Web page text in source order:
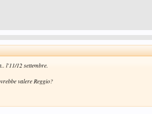
l'11/12 settembre.
valere Reggio?